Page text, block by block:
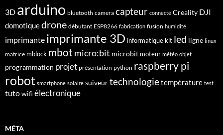
3D arduino bluetooth camera capteur connecté Creality DJI
domotiquedrone débutant ESP8266 fabrication fusion humidité
imprimante imprimante 3D informatique kit led ligne linux
matrice mblock mbot micro:bit microbit moteur météo objet
programmation projet présentation python raspberry pi
robot smartphone solaire suiveurtechnologietempérature test
tutowifi électronique
MÉTA